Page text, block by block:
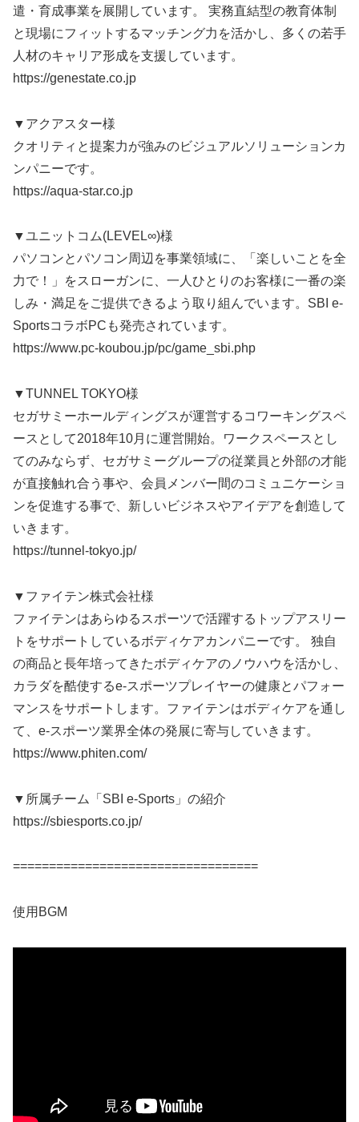
遣・育成事業を展開しています。 実務直結型の教育体制
と現場にフィットするマッチング力を活かし、多くの若手
人材のキャリア形成を支援しています。
https://genestate.co.jp
▼アクアスター様
クオリティと提案力が強みのビジュアルソリューションカ
ンパニーです。
https://aqua-star.co.jp
▼ユニットコム(LEVEL∞)様
パソコンとパソコン周辺を事業領域に、「楽しいことを全
力で！」をスローガンに、一人ひとりのお客様に一番の楽
しみ・満足をご提供できるよう取り組んでいます。SBI e-
SportsコラボPCも発売されています。
https://www.pc-koubou.jp/pc/game_sbi.php
▼TUNNEL TOKYO様
セガサミーホールディングスが運営するコワーキングスペ
ースとして2018年10月に運営開始。ワークスペースとし
てのみならず、セガサミーグループの従業員と外部の才能
が直接触れ合う事や、会員メンバー間のコミュニケーショ
ンを促進する事で、新しいビジネスやアイデアを創造して
いきます。
https://tunnel-tokyo.jp/
▼ファイテン株式会社様
ファイテンはあらゆるスポーツで活躍するトップアスリー
トをサポートしているボディケアカンパニーです。 独自
の商品と長年培ってきたボディケアのノウハウを活かし、
カラダを酷使するe-スポーツプレイヤーの健康とパフォー
マンスをサポートします。ファイテンはボディケアを通し
て、e-スポーツ業界全体の発展に寄与していきます。
https://www.phiten.com/
▼所属チーム「SBI e-Sports」の紹介
https://sbiesports.co.jp/
==================================
使用BGM